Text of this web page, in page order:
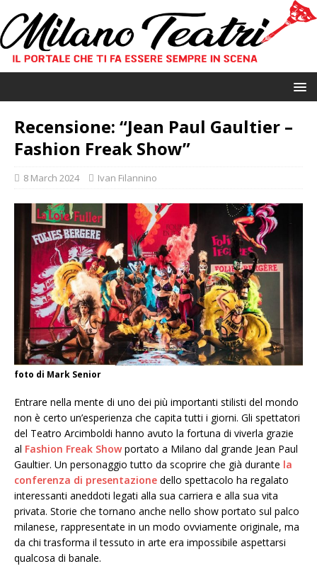
Recensione: “Jean Paul Gaultier –
Fashion Freak Show”
8 March 2024 Ivan Filannino
foto di Mark Senior
Entrare nella mente di uno dei più importanti stilisti del mondo
non è certo un’esperienza che capita tutti i giorni. Gli spettatori
del Teatro Arcimboldi hanno avuto la fortuna di viverla grazie
al Fashion Freak Showportato a Milano dal grande Jean Paul
Gaultier. Un personaggio tutto da scoprire che già durante la
conferenza di presentazione dello spettacolo ha regalato
interessanti aneddoti legati alla sua carriera e alla sua vita
privata. Storie che tornano anche nello show portato sul palco
milanese, rappresentate in un modo ovviamente originale, ma
da chi trasforma il tessuto in arte era impossibile aspettarsi
qualcosa di banale.